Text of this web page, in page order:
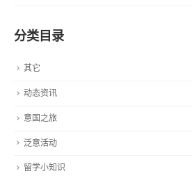
分类目录
其它
动态资讯
意国之旅
泛意活动
留学小知识